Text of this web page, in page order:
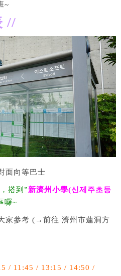
~
//
面向等巴士
搭到”新濟州小學(신제주초등
囉~
家參考 (→前往 濟州市蓮洞方
/ 11:45 / 13:15 / 14:50 /